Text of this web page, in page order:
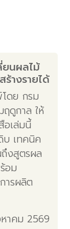
ยนผลไม้
างรายได้
ดย กรม
ฤดูกาล ให้
อเล่มนี้
บ เทคนิค
งสูตรผล
อม
ารผลิต
าคม 2569